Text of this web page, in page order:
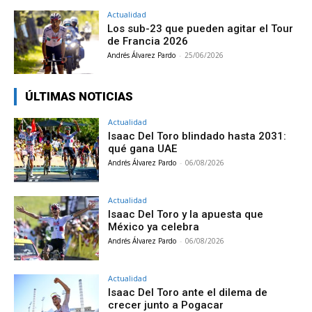
Actualidad
Los sub-23 que pueden agitar el Tour
de Francia 2026
Andrés Álvarez Pardo - 25/06/2026
ÚLTIMAS NOTICIAS
Actualidad
Isaac Del Toro blindado hasta 2031:
qué gana UAE
Andrés Álvarez Pardo - 06/08/2026
Actualidad
Isaac Del Toro y la apuesta que
México ya celebra
Andrés Álvarez Pardo - 06/08/2026
Actualidad
Isaac Del Toro ante el dilema de
crecer junto a Pogacar